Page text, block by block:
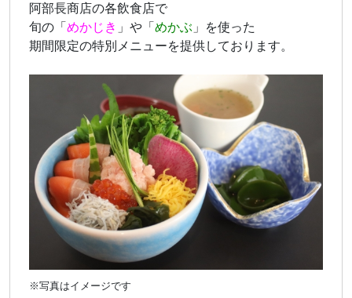
阿部長商店の各飲食店で
旬の「 めかじき 」や「 めかぶ 」を使った
期間限定の特別メニューを提供しております。
※写真はイメージです